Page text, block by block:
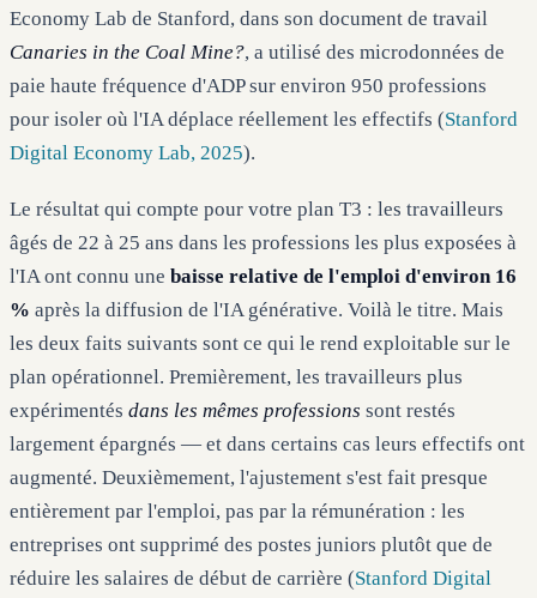
Economy Lab de Stanford, dans son document de travail
Canaries in the Coal Mine?, a utilisé des microdonnées de
paie haute fréquence d'ADP sur environ 950 professions
pour isoler où l'IA déplace réellement les effectifs (Stanford
Digital Economy Lab, 2025).
Le résultat qui compte pour votre plan T3 : les travailleurs
âgés de 22 à 25 ans dans les professions les plus exposées à
l'IA ont connu une baisse relative de l'emploi d'environ 16
% après la diffusion de l'IA générative. Voilà le titre. Mais
les deux faits suivants sont ce qui le rend exploitable sur le
plan opérationnel. Premièrement, les travailleurs plus
expérimentés dans les mêmes professions sont restés
largement épargnés — et dans certains cas leurs effectifs ont
augmenté. Deuxièmement, l'ajustement s'est fait presque
entièrement par l'emploi, pas par la rémunération : les
entreprises ont supprimé des postes juniors plutôt que de
réduire les salaires de début de carrière (Stanford Digital